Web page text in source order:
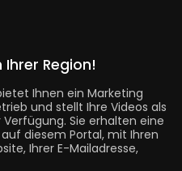
Ihrer Region!
Ihnen ein Marketing
und stellt Ihre Videos als
Verfügung. Sie erhalten eine
diesem Portal, mit Ihren
Ihrer E-Mailadresse,